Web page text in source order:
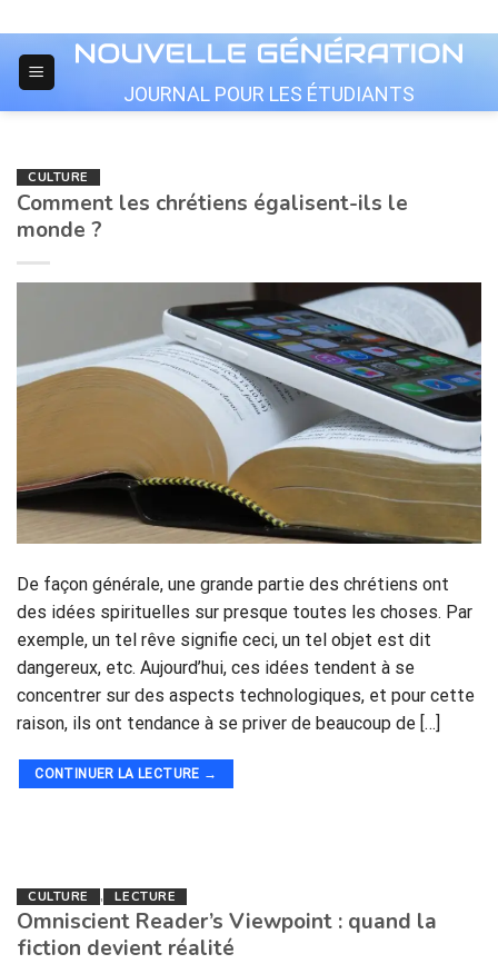
to
content
JOURNAL POUR LES ÉTUDIANTS
CULTURE
Comment les chrétiens égalisent-ils le
monde ?
De façon générale, une grande partie des chrétiens ont
des idées spirituelles sur presque toutes les choses. Par
exemple, un tel rêve signifie ceci, un tel objet est dit
dangereux, etc. Aujourd’hui, ces idées tendent à se
concentrer sur des aspects technologiques, et pour cette
raison, ils ont tendance à se priver de beaucoup de […]
CONTINUER LA LECTURE →
CULTURE , LECTURE
Omniscient Reader’s Viewpoint : quand la
fiction devient réalité